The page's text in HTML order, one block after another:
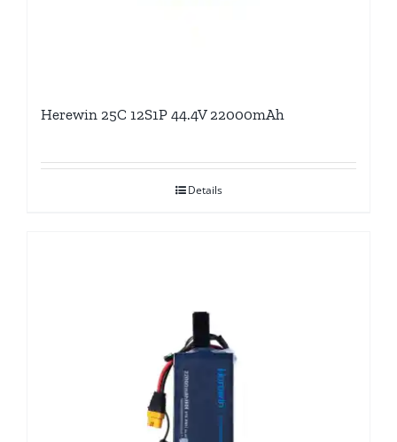
Herewin 25C 12S1P 44.4V 22000mAh
Details